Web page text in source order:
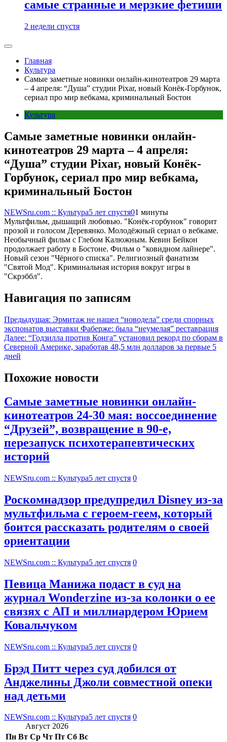
самые странные и мерзкие фетиши
2 недели спустя
Главная
Культура
Самые заметные новинки онлайн-кинотеатров 29 марта
– 4 апреля: “Душа” студии Pixar, новый Конёк-Горбунок,
сериал про мир вебкама, криминальный Бостон
Культура
Самые заметные новинки онлайн-
кинотеатров 29 марта – 4 апреля:
“Душа” студии Pixar, новый Конёк-
Горбунок, сериал про мир вебкама,
криминальный Бостон
NEWSru.com :: Культура5 лет спустя01 минуты
Мультфильм, дышащий любовью. "Конёк-горбунок" говорит
прозой и голосом Деревянко. Молодёжный сериал о вебкаме.
Необычный фильм с Глебом Калюжным. Кевин Бейкон
продолжает работу в Бостоне. Фильм о "ковидном лайнере".
Новый сезон "Чёрного списка". Религиозный фанатизм
"Святой Мод". Криминальная история вокруг игры в
"Скрэббл".
Навигация по записям
Предыдущая: Эрмитаж не нашел “новодела” среди спорных
экспонатов выставки Фаберже: была “неумелая” реставрация
Далее: “Годзилла против Конга” установил рекорд по сборам в
Северной Америке, заработав 48,5 млн долларов за первые 5
дней
Похожие новости
Самые заметные новинки онлайн-
кинотеатров 24-30 мая: воссоединение
“Друзей”, возвращение в 90-е,
перезапуск психотерапевтических
историй
NEWSru.com :: Культура5 лет спустя 0
Роскомнадзор предупредил Disney из-за
мультфильма c героем-геем, который
боится рассказать родителям о своей
ориентации
NEWSru.com :: Культура5 лет спустя 0
Певица Манижа подаст в суд на
журнал Wonderzine из-за колонки о ее
связях с АП и миллиардером Юрием
Ковальчуком
NEWSru.com :: Культура5 лет спустя 0
Брэд Питт через суд добился от
Анджелины Джоли совместной опеки
над детьми
NEWSru.com :: Культура5 лет спустя 0
Август 2026
Пн Вт Ср Чт Пт Сб Вс